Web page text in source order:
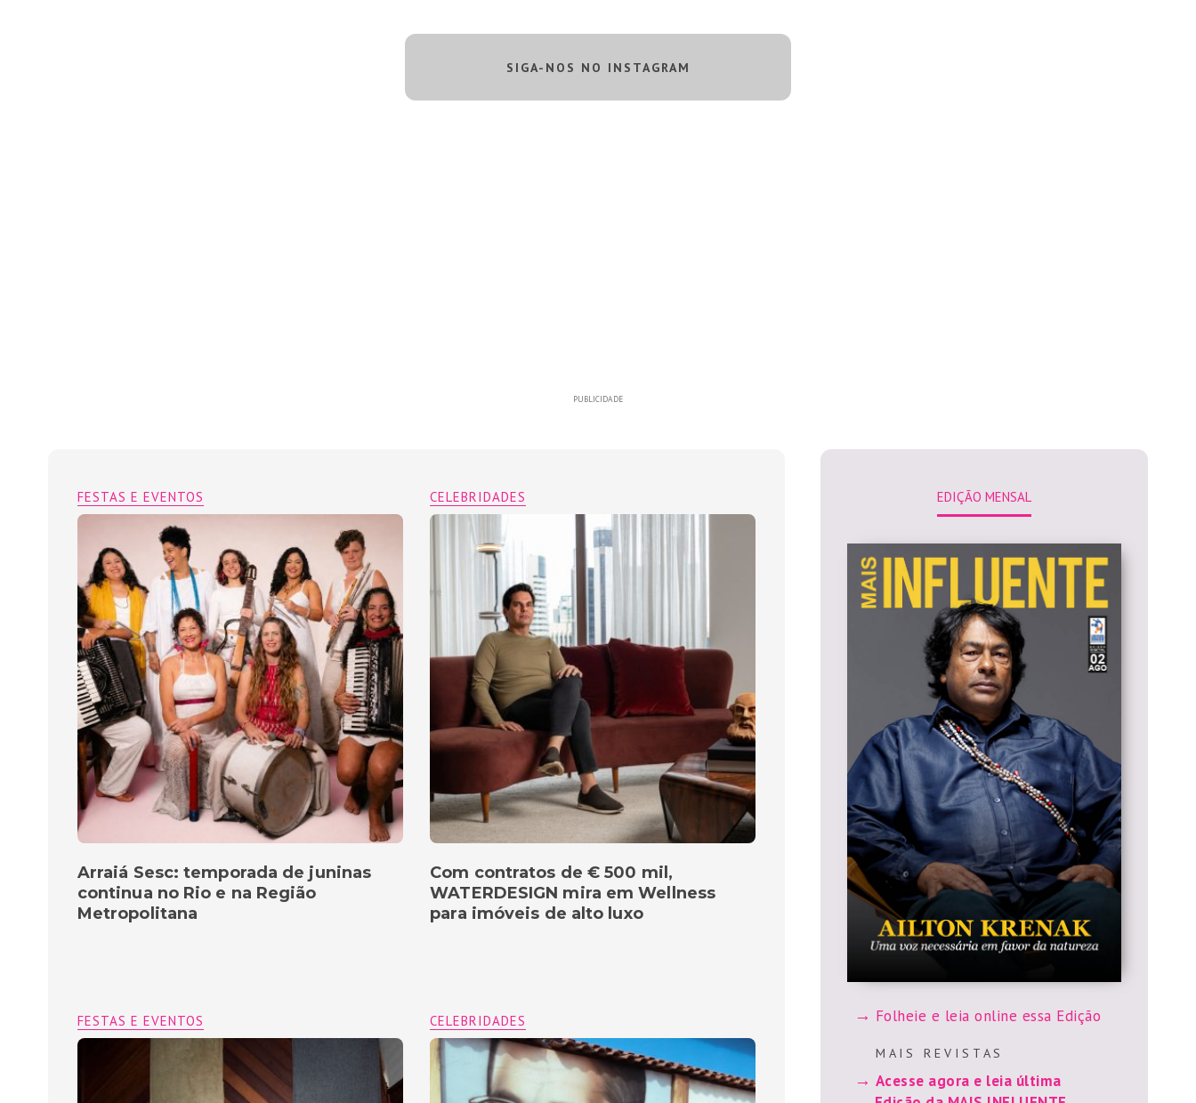
SIGA-NOS NO INSTAGRAM
PUBLICIDADE
CELEBRIDADES
Com contratos de € 500 mil,
WATERDESIGN mira em Wellness
para imóveis de alto luxo
FESTAS E EVENTOS
Arraiá Sesc: temporada de juninas
continua no Rio e na Região
Metropolitana
CELEBRIDADES
FESTAS E EVENTOS
EDIÇÃO MENSAL
Folheie e leia online essa Edição
M A I S R E V I S T A S
Acesse agora e leia última